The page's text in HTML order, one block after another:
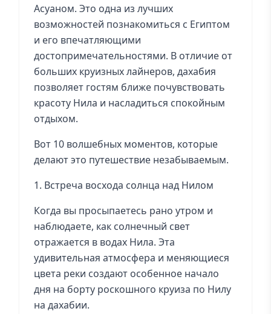
Асуаном. Это одна из лучших
возможностей познакомиться с Египтом
и его впечатляющими
достопримечательностями. В отличие от
больших круизных лайнеров, дахабия
позволяет гостям ближе почувствовать
красоту Нила и насладиться спокойным
отдыхом.
Вот 10 волшебных моментов, которые
делают это путешествие незабываемым.
1. Встреча восхода солнца над Нилом
Когда вы просыпаетесь рано утром и
наблюдаете, как солнечный свет
отражается в водах Нила. Эта
удивительная атмосфера и меняющиеся
цвета реки создают особенное начало
дня на борту роскошного круиза по Нилу
на дахабии.